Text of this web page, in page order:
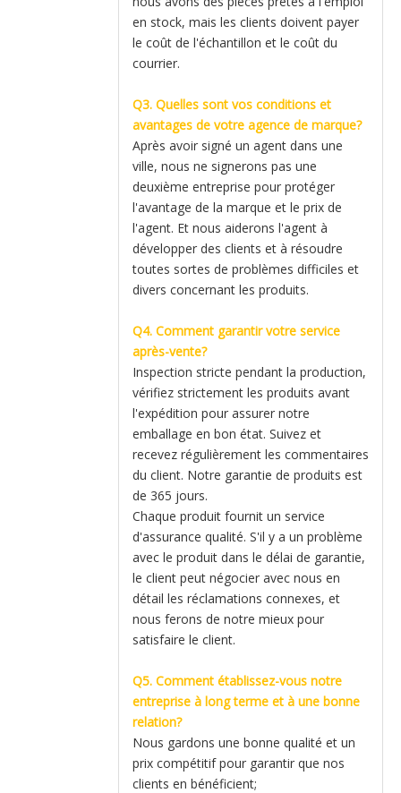
en stock, mais les clients doivent payer
le coût de l'échantillon et le coût du
courrier.
Q3. Quelles sont vos conditions et
avantages de votre agence de marque?
Après avoir signé un agent dans une
ville, nous ne signerons pas une
deuxième entreprise pour protéger
l'avantage de la marque et le prix de
l'agent. Et nous aiderons l'agent à
développer des clients et à résoudre
toutes sortes de problèmes difficiles et
divers concernant les produits.
Q4. Comment garantir votre service
après-vente?
Inspection stricte pendant la production,
vérifiez strictement les produits avant
l'expédition pour assurer notre
emballage en bon état. Suivez et
recevez régulièrement les commentaires
du client. Notre garantie de produits est
de 365 jours.
Chaque produit fournit un service
d'assurance qualité. S'il y a un problème
avec le produit dans le délai de garantie,
le client peut négocier avec nous en
détail les réclamations connexes, et
nous ferons de notre mieux pour
satisfaire le client.
Q5. Comment établissez-vous notre
entreprise à long terme et à une bonne
relation?
Nous gardons une bonne qualité et un
prix compétitif pour garantir que nos
clients en bénéficient;